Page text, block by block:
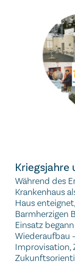
Kriegsjahre
Während des
Krankenhaus
Haus
Barmherzigen
Einsatz
Wiederaufbau
Improvisation,